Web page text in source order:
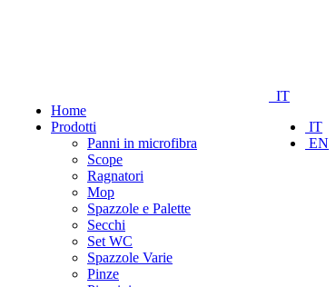
IT
IT
EN
Home
Prodotti
Panni in microfibra
Scope
Ragnatori
Mop
Spazzole e Palette
Secchi
Set WC
Spazzole Varie
Pinze